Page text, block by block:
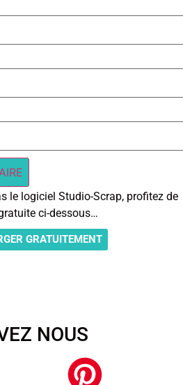
le logiciel Studio-Scrap, profitez de
ci-dessous…
GRATUITEMENT
NOUS